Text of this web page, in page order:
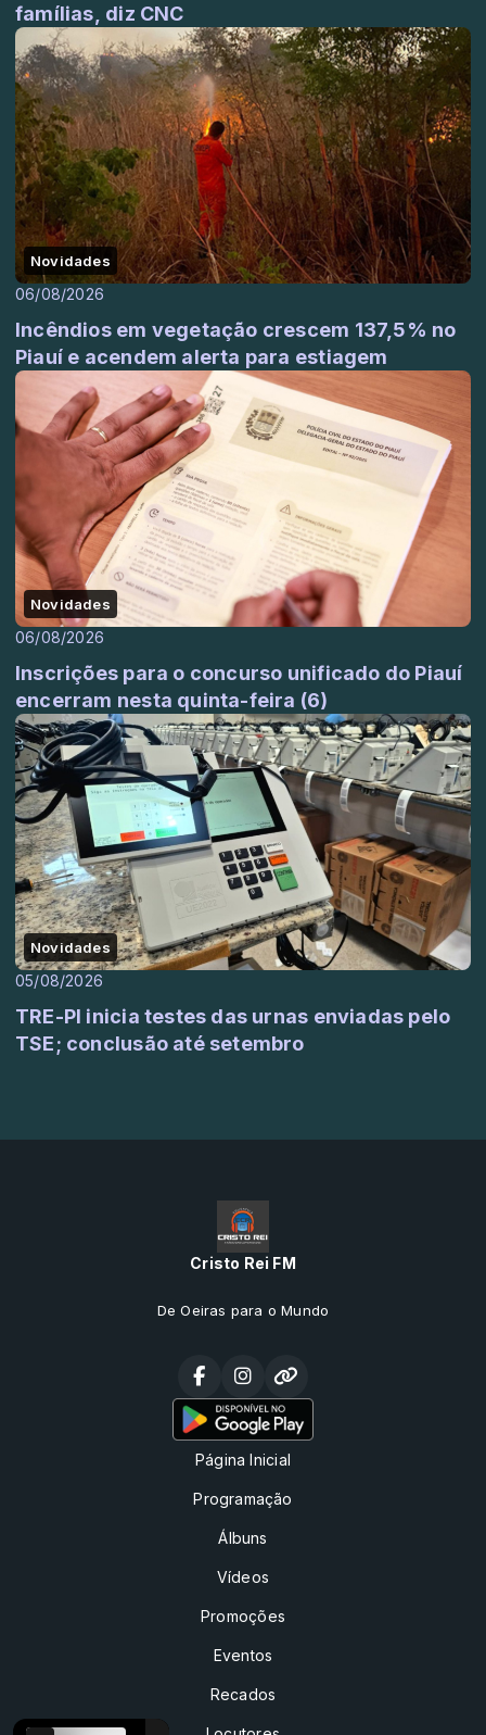
famílias, diz CNC
Novidades
06/08/2026
Incêndios em vegetação crescem 137,5% no
Piauí e acendem alerta para estiagem
Novidades
06/08/2026
Inscrições para o concurso unificado do Piauí
encerram nesta quinta-feira (6)
Novidades
05/08/2026
TRE-PI inicia testes das urnas enviadas pelo
TSE; conclusão até setembro
Cristo Rei FM
De Oeiras para o Mundo
Página Inicial
Programação
Álbuns
Vídeos
Promoções
Eventos
Recados